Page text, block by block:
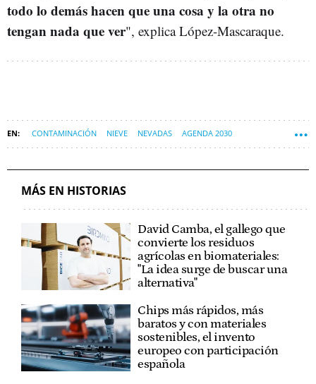
todo lo demás hacen que una cosa y la otra no
tengan nada que ver", explica López-Mascaraque.
CONTAMINACIÓN NIEVE NEVADAS AGENDA 2030
OBJETIVO 13: ACCIÓN POR EL CLIMA
MÁS EN HISTORIAS
David Camba, el gallego que
convierte los residuos
agrícolas en biomateriales:
"La idea surge de buscar una
alternativa"
Chips más rápidos, más
baratos y con materiales
sostenibles, el invento
europeo con participación
española